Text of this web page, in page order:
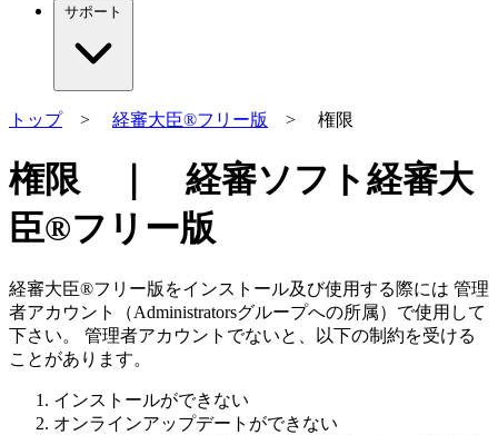
サポート
トップ> 経審大臣®フリー版 > 権限
権限 ｜ 経審ソフト経審大
臣®フリー版
経審大臣®フリー版をインストール及び使用する際には 管理
者アカウント（Administratorsグループへの所属） で使用して
下さい。 管理者アカウントでないと、以下の制約を受ける
ことがあります。
インストールができない
オンラインアップデートができない